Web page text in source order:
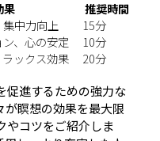
果
推奨時間
中力向上
15分
、心の安定
10分
ックス効果
20分
促進するための強力な
が瞑想の効果を最大限
やコツをご紹介しま